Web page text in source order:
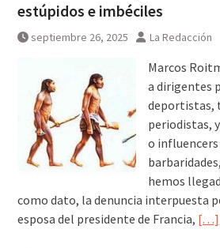
estúpidos e imbéciles
septiembre 26, 2025 La Redacción
Marcos
a dirigentes
deportistas,
periodistas,
o
hemos
como dato, la denuncia interpuesta
esposa del presidente de Francia, […]